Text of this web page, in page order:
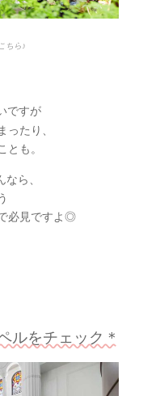
ちら♪
ですが
ったり、
とも。
ら、
必見ですよ◎
ルをチェック＊